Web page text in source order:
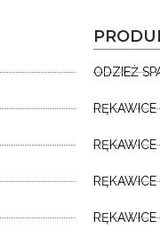
ODZIEŻ
RĘKAWICE
RĘKAWICE